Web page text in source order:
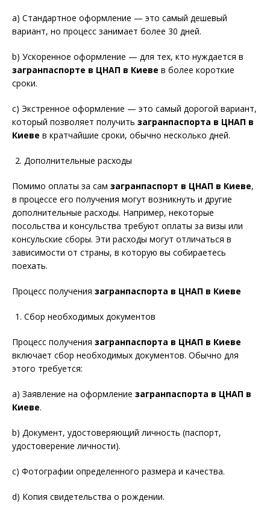
a) Стандартное оформление — это самый дешевый
вариант, но процесс занимает более 30 дней.
b) Ускоренное оформление — для тех, кто нуждается в
загранпаспорте в ЦНАП в Киеве в более короткие
сроки.
c) Экстренное оформление — это самый дорогой вариант,
который позволяет получить загранпаспорта в ЦНАП в
Киеве в кратчайшие сроки, обычно несколько дней.
Дополнительные расходы
Помимо оплаты за сам загранпаспорт в ЦНАП в Киеве,
в процессе его получения могут возникнуть и другие
дополнительные расходы. Например, некоторые
посольства и консульства требуют оплаты за визы или
консульские сборы. Эти расходы могут отличаться в
зависимости от страны, в которую вы собираетесь
поехать.
Процесс получения загранпаспорта в ЦНАП в Киеве
Сбор необходимых документов
Процесс получения загранпаспорта в ЦНАП в Киеве
включает сбор необходимых документов. Обычно для
этого требуется:
a) Заявление на оформление загранпаспорта в ЦНАП в
Киеве.
b) Документ, удостоверяющий личность (паспорт,
удостоверение личности).
c) Фотографии определенного размера и качества.
d) Копия свидетельства о рождении.